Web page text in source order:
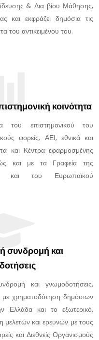
& Δια βίου Μάθησης,
και εκφράζει δημόσια τις
του αντικειμένου του.
κοινότητα
του επιστημονικού του
φορείς, ΑΕΙ, εθνικά και
και Κέντρα εφαρμοσμένης
και με τα Γραφεία της
και του Ευρωπαϊκού
συνδρομή και
και γνωμοδοτήσεις,
με χρηματοδότηση δημόσιων
Ελλάδα και το εξωτερικό,
μελετών και ερευνών με τους
και Διεθνείς Οργανισμούς